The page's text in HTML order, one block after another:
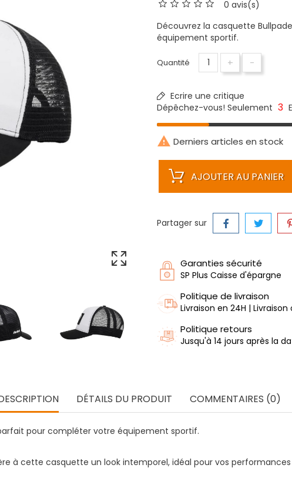
0 avis(s)
Découvrez la casquette
équipement sportif.
Quantité + -
Ecrire une critique
Dépêchez-vous! Seulement 3
 Derniers articles en stock
AJOUTER AU PANIER
Partager sur
Garanties sécurité
SP Plus Caisse d'épargne
Politique de livraison
Livraison en 24H |
Politique retours
Jusqu'à 14 jours après la
DÉTAILS DU PRODUIT COMMENTAIRES (0)
pour compléter votre équipement sportif.
à cette casquette un look intemporel, idéal pour vos